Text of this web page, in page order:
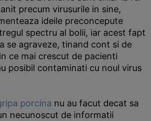
precum virusurile in sine,
ideile preconcepute
spectru al bolii, iar acest fapt
se agraveze, tinand cont si de
ce mai crescut de pacienti
posibil contaminati cu noul virus
porcina nu au facut decat sa
necunoscut de informatii